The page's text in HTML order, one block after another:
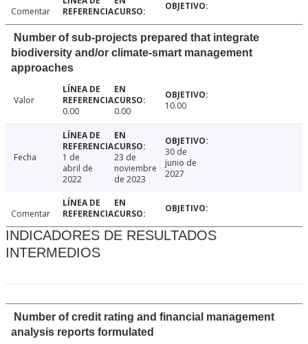
Comentar
Number of sub-projects prepared that integrate
biodiversity and/or climate-smart management
approaches
Valor
0.00
0.00 10.00
Fecha
1 de
abril de
2022
23 de
noviembre
de 2023
30 de
junio de
2027
Comentar
INDICADORES DE RESULTADOS
INTERMEDIOS
Number of credit rating and financial management
analysis reports formulated